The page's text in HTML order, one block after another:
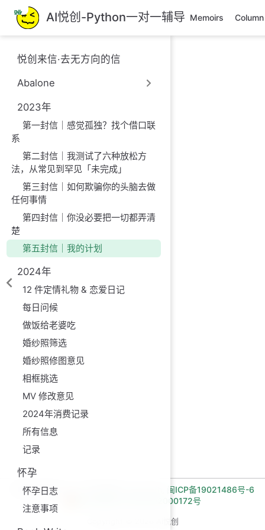
跳
至
主
要
內
AI悦创-Python一对一辅导 Memoirs Column
悦创来信·去无方向的信
Abalone
2023年
第一封信｜感觉孤独？找个借口联
系
第二封信｜我测试了六种放松方
法，从常见到罕见「未完成」
第三封信｜如何欺骗你的头脑去做
任何事情
第四封信｜你没必要把一切都弄清
楚
第五封信｜我的计划
2024年
12 件定情礼物 & 恋爱日记
每日问候
做饭给老婆吃
婚纱照筛选
婚纱照修图意见
相框挑选
MV 修改意见
2024年消费记录
所有信息
记录
怀孕
怀孕日志
注意事项
长期招收编程一对一学员!微信:Jiabcdefh,
闽ICP备19021486号-6
闽公网安备 35030502000172号
Copyright © 2026 AI悦创